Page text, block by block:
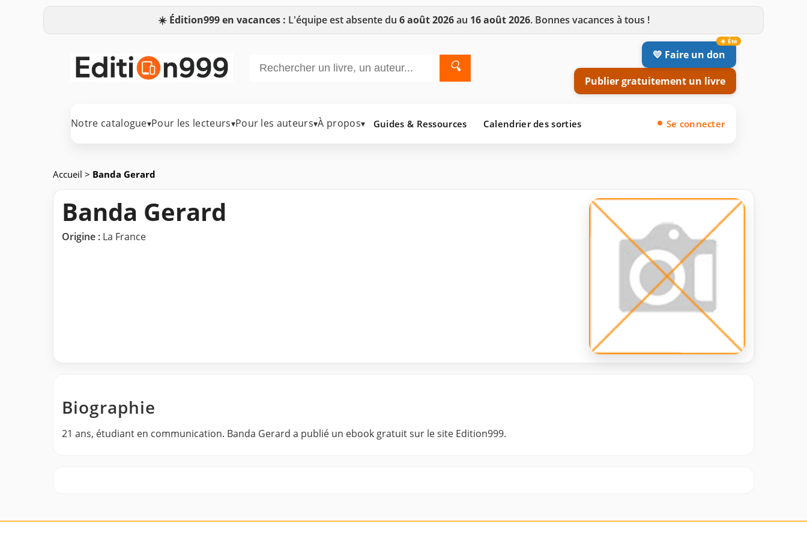
☀️ Édition999 en vacances : L'équipe est absente du 6 août 2026au 16 août 2026. Bonnes vacances à tous !
🔍
💛 Faire un don
Publier gratuitement un livre
Notre catalogue▾Pour les lecteurs▾Pour les auteurs▾À propos▾ Guides & Ressources Calendrier des sorties Se connecter
Accueil > Banda Gerard
Banda Gerard
Origine : La France
Biographie
21 ans, étudiant en communication. Banda Gerard a publié un ebook gratuit sur le site Edition999.